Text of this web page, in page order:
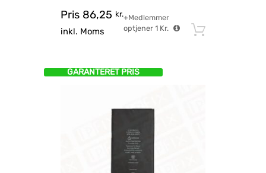
Pris 86,25 kr.
inkl. Moms
+Medlemmer
optjener1 Kr.
GARANTERET PRIS